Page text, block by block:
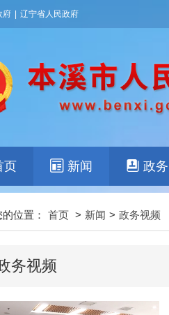
府 辽宁省人民政府
页 新闻 政务
的位置： 首页 > 新闻 > 政务视频
务视频